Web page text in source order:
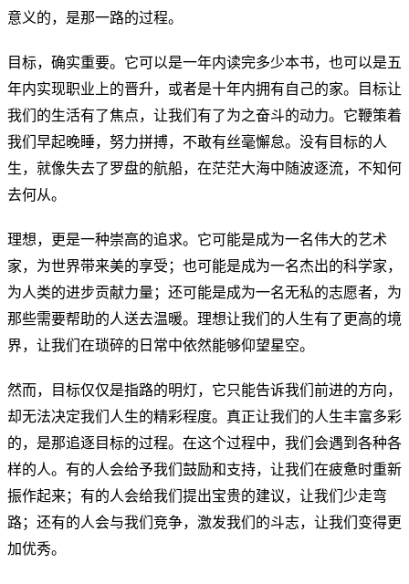
意义的，是那一路的过程。
目标，确实重要。它可以是一年内读完多少本书，也可以是五
年内实现职业上的晋升，或者是十年内拥有自己的家。目标让
我们的生活有了焦点，让我们有了为之奋斗的动力。它鞭策着
我们早起晚睡，努力拼搏，不敢有丝毫懈怠。没有目标的人
生，就像失去了罗盘的航船，在茫茫大海中随波逐流，不知何
去何从。
理想，更是一种崇高的追求。它可能是成为一名伟大的艺术
家，为世界带来美的享受；也可能是成为一名杰出的科学家，
为人类的进步贡献力量；还可能是成为一名无私的志愿者，为
那些需要帮助的人送去温暖。理想让我们的人生有了更高的境
界，让我们在琐碎的日常中依然能够仰望星空。
然而，目标仅仅是指路的明灯，它只能告诉我们前进的方向，
却无法决定我们人生的精彩程度。真正让我们的人生丰富多彩
的，是那追逐目标的过程。在这个过程中，我们会遇到各种各
样的人。有的人会给予我们鼓励和支持，让我们在疲惫时重新
振作起来；有的人会给我们提出宝贵的建议，让我们少走弯
路；还有的人会与我们竞争，激发我们的斗志，让我们变得更
加优秀。